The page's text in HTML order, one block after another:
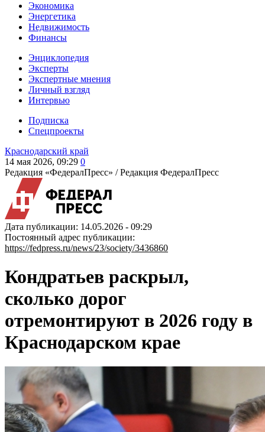
Экономика
Энергетика
Недвижимость
Финансы
Энциклопедия
Эксперты
Экспертные мнения
Личный взгляд
Интервью
Подписка
Спецпроекты
Краснодарский край
14 мая 2026, 09:29 0
Редакция «ФедералПресс» /Редакция ФедералПресс
Дата публикации: 14.05.2026 - 09:29
Постоянный адрес публикации:
https://fedpress.ru/news/23/society/3436860
Кондратьев раскрыл,
сколько дорог
отремонтируют в 2026 году в
Краснодарском крае